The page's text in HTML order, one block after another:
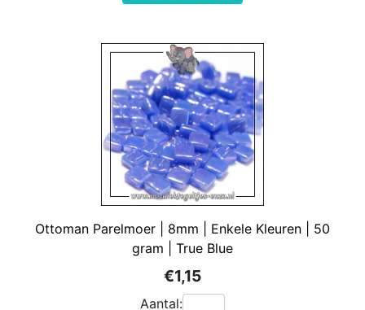
Ottoman Parelmoer | 8mm | Enkele Kleuren | 50
gram | True Blue
€1,15
Aantal: